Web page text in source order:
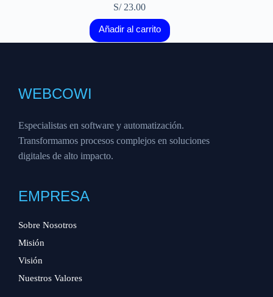
S/23.00
Añadir al carrito
WEBCOWI
Especialistas en software y automatización.
Transformamos procesos complejos en soluciones
digitales de alto impacto.
EMPRESA
Sobre Nosotros
Misión
Visión
Nuestros Valores